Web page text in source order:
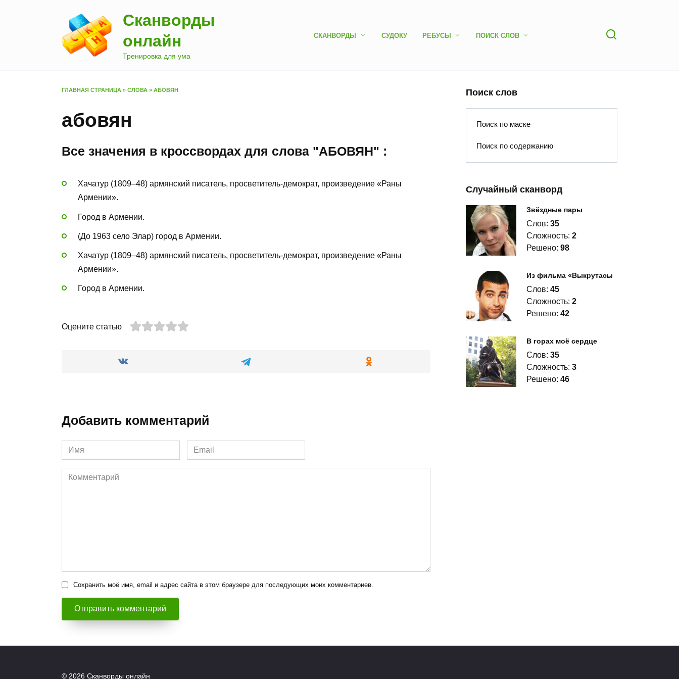
Сканворды
онлайн
Тренировка для ума
СКАНВОРДЫ СУДОКУ РЕБУСЫ ПОИСК СЛОВ
ГЛАВНАЯ СТРАНИЦА » СЛОВА » АБОВЯН
абовян
Все значения в кроссвордах для слова "АБОВЯН" :
Хачатур (1809–48) армянский писатель, просветитель-демократ, произведение «Раны
Армении».
Город в Армении.
(До 1963 село Элар) город в Армении.
Хачатур (1809–48) армянский писатель, просветитель-демократ, произведение «Раны
Армении».
Город в Армении.
Оцените статью
Добавить комментарий
Имя
*
Email
*
Комментарий
Сохранить моё имя, email и адрес сайта в этом браузере для последующих моих комментариев.
Поиск слов
Поиск по маске
Поиск по содержанию
Случайный сканворд
Звёздные пары
Слов: 35
Сложность: 2
Решено: 98
Из фильма «Выкрутасы
Слов: 45
Сложность: 2
Решено: 42
В горах моё сердце
Слов: 35
Сложность: 3
Решено: 46
© 2026 Сканворды онлайн